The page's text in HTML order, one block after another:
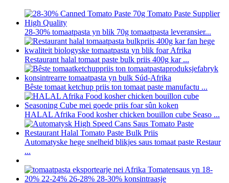
28-30% tomaatpasta yn blik 70g tomaatpasta leveransier...
Restaurant halal tomaat paste bulk priis 400g kar ...
Bêste tomaat ketchup priis ton tomaat paste manufactu ...
HALAL Afrika Food kosher chicken bouillon cube Seaso ...
Automatyske hege snelheid blikjes saus tomaat paste Restaur
...